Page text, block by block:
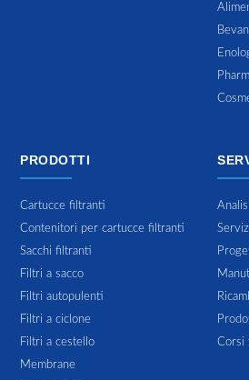
PRODOTTI
Cartucce filtranti
Contenitori per cartucce filtranti
Sacchi filtranti
Filtri a sacco
Filtri autopulenti
Filtri a ciclone
Filtri a cestello
Membrane
Corsi